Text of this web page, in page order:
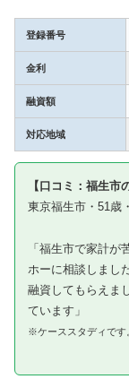
登録番号
金利
融資額
対応地域
【口コミ：福生市
東京福生市・51歳
「福生市で家計
ホーに相談しまし
融資してもらえま
ています」
※ケーススタディです